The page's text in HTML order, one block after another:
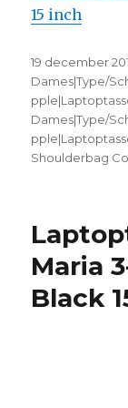
15 inch
Geplaatst
op
19 december
Dames|Type/
Dames|Type/
Shoulderbag
Maria
Black